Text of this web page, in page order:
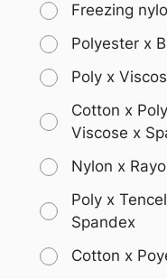
Freezing
Polyester x
Poly x
Cotton x
Viscose x
Nylon x
Poly x
Spandex
Cotton x